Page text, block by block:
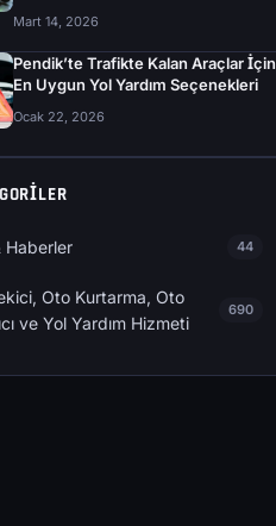
Mart 14, 2026
Pendik’te Trafikte Kalan Araçlar İçin
En Uygun Yol Yardım Seçenekleri
Ocak 22, 2026
Haberler 44
Oto Kurtarma, Oto
ve Yol Yardım Hizmeti
690